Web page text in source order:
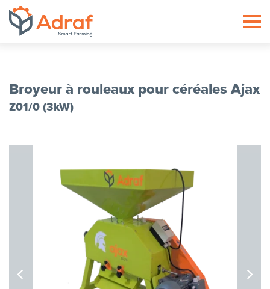
Broyeur à rouleaux pour céréales Ajax
Z01/0 (3kW)
ADRAF // Producent maszyn